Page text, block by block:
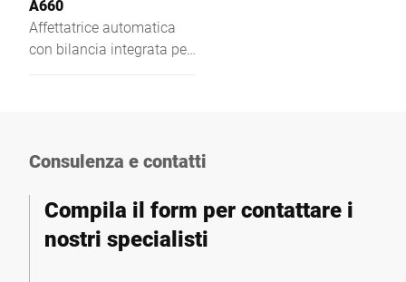
A660
Affettatrice automatica
con bilancia integrata per
Facilità di manutenzione
l'uso industriale.
Consulenza e contatti
Compila il form per contattare i
nostri specialisti